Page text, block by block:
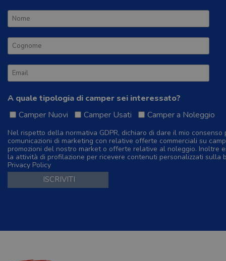
A quale tipologia di camper sei interessato?
Camper Nuovi
Camper Usati Camper a Noleggio
Nel rispetto della normativa GDPR, dichiaro di dare il mio
comunicazioni di marketing con relative offerte commerciali su
promozioni del nostro market o offerte relative al noleggio. Inoltre
la attività di profilazione per ricevere contenuti personalizzati sulla
Privacy Policy